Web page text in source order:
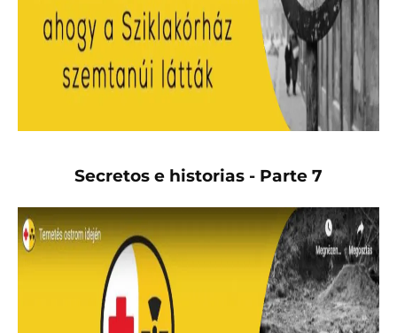
Secretos e historias - Parte 7